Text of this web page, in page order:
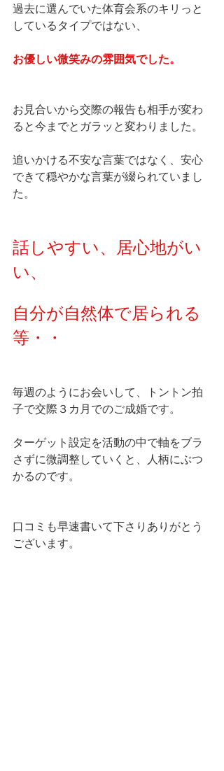
過去に選んでいた体育会系のキリっと
しているタイプではない、
お優しい微笑みの雰囲気でした。
お見合いから交際の報告も相手が変わ
ると今までとガラッと変わりました。
追いかける不安な言葉ではなく、安心
できて穏やかな言葉が綴られていまし
た。
話しやすい、居心地がい
い、
自分が自然体で居られる
等・・
毎週のようにお会いして、トントン拍
子で交際３カ月でのご成婚です。
ターゲット設定を活動の中で軸をブラ
さずに微調整していくと、人柄にぶつ
かるのです。
口コミも早速書いて下さりありがとう
ございます。